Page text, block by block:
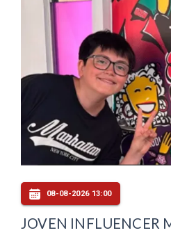
08-08-2026 13:00
JOVEN INFLUENCER